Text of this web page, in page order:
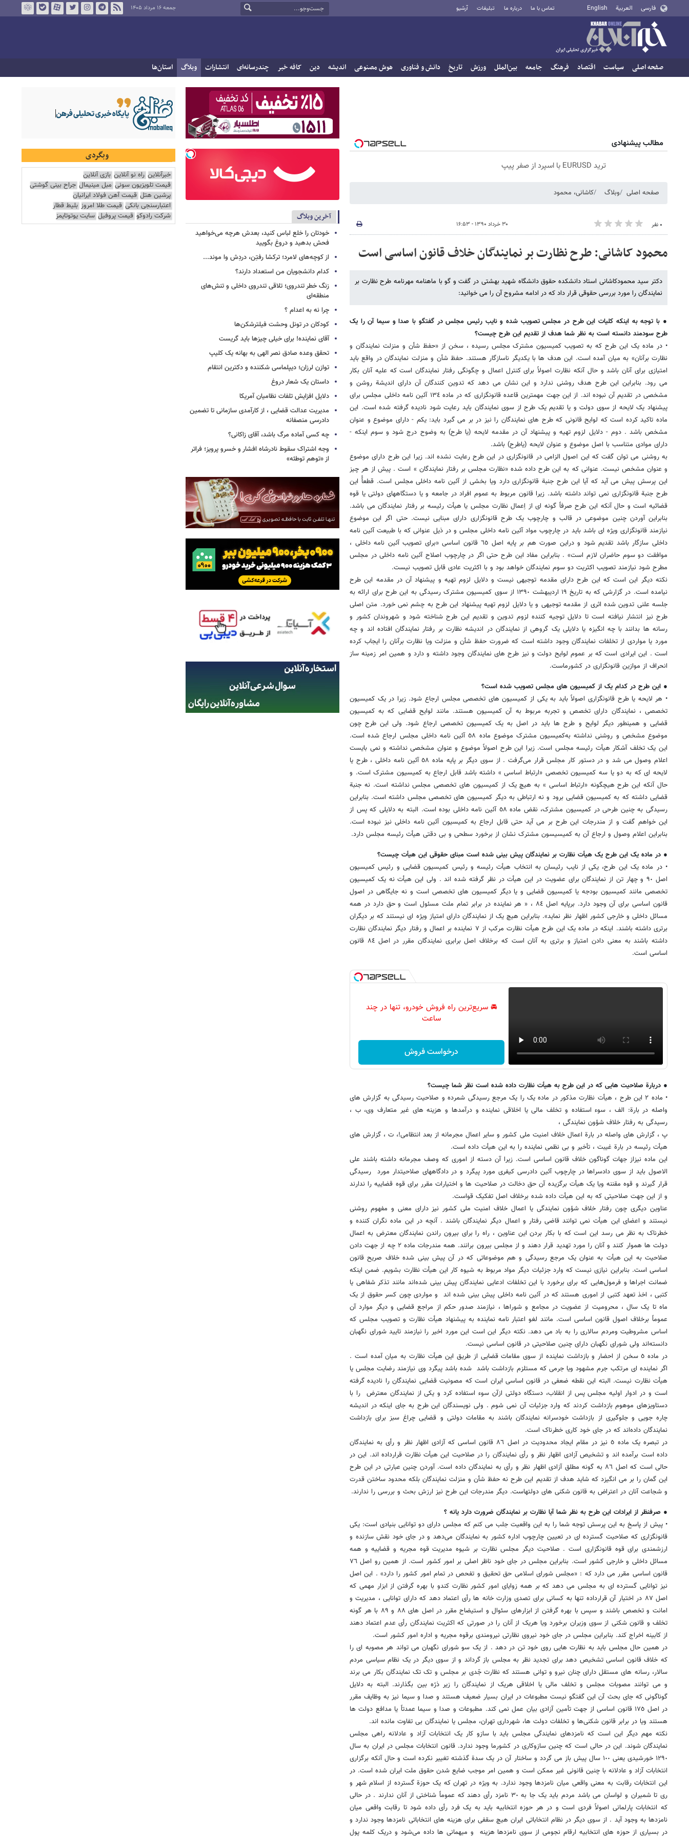
فارسی العربية English تماس با ما درباره ما تبلیغات آرشیو جمعه ۱۶ مرداد ۱۴۰۵
صفحه اصلی سیاست اقتصاد فرهنگ جامعه بین‌الملل ورزش تاریخ دانش و فناوری هوش مصنوعی اندیشه دین کافه خبر چندرسانه‌ای انتشارات وبلاگ استان‌ها
مطالب پیشنهادی
ترید EURUSD با اسپرد از صفر پیپ
صفحه اصلی وبلاگ کاشانی، محمود
۰ نفر ۳۰ خرداد ۱۳۹۰ - ۱۶:۵۳
محمود کاشانی: طرح نظارت بر نمایندگان خلاف قانون اساسی است
دکتر سید محمودکاشانی استاد دانشکده حقوق دانشگاه شهید بهشتی در گفت و گو با ماهنامه مهرنامه طرح نظارت بر
نمایندگان را مورد بررسی حقوقی قرار داد که در ادامه مشروح آن را می خوانید:
‌●‌‌ با توجه به اینکه کلیات این طرح در مجلس تصویب شده و نایب رئیس مجلس در گفتگو با صدا و سیما آن را یک
طرح سودمند دانسته است به نظر شما هدف از تقدیم این طرح چیست؟
• در ماده یک این طرح که به تصویب کمیسیون مشترک مجلس رسیده ، سخن از «حفظ شأن و منزلت نمایندگان و
نظارت برآنان» به میان آمده است. این هدف ها با یکدیگر ناسازگار هستند. حفظ شأن و منزلت نمایندگان در واقع باید
امتیازی برای آنان باشد و حال آنکه نظارت اصولاً برای کنترل اعمال و چگونگی رفتار نمایندگان است که علیه آنان بکار
می رود. بنابراین این طرح هدف روشنی ندارد و این نشان می دهد که تدوین کنندگان آن دارای اندیشة روشن و
مشخصی در تقدیم آن نبوده اند. از این جهت مهمترین قاعده قانونگزاری که در ماده ١٣٤ آئین نامه داخلی مجلس برای
پیشنهاد یک لایحه از سوی دولت و یا تقدیم یک طرح از سوی نمایندگان باید رعایت شود نادیده گرفته شده است. این
ماده تاکید کرده است که لوایح قانونی که طرح های نمایندگان را نیز در بر می گیرد باید: یکم - دارای موضوع و عنوان
مشخص باشد . دوم - دلایل لزوم تهیه و پیشنهاد آن در مقدمه لایحه (یا طرح) به وضوح درج شود و سوم اینکه -
دارای موادی متناسب با اصل موضوع و عنوان لایحه (یاطرح) باشد.
به روشنی می توان گفت که این اصول الزامی در قانونگزاری در این طرح رعایت نشده اند. زیرا این طرح دارای موضوع
و عنوان مشخص نیست. عنوانی که به این طرح داده شده «نظارت مجلس بر رفتار نمایندگان » است . پیش از هر چیز
این پرسش پیش می آید که آیا این طرح جنبة قانونگزاری دارد ویا بخشی از آئین نامه داخلی مجلس است. قطعاًُ این
طرح جنبة قانونگزاری نمی تواند داشته باشد. زیرا قانون مربوط به عموم افراد در جامعه و یا دستگاههای دولتی یا قوه
قضائیه است و حال آنکه این طرح صرفاً گونه ای از اِعمال نظارت مجلس یا هیأت رئیسه بر رفتار نمایندگان می باشد.
بنابراین ‌آوردن چنین موضوعی ‌در قالب و چارچوب یک طرح قانونگزاری دارای مبنایی نیست. حتی اگر این موضوع
نیازمند قانونگزاری ویژه ای باشد باید در چارچوب مواد آئین نامه داخلی مجلس و در ذیل عنوانی که با طبیعت آئین نامه
داخلی سازگار باشد تقدیم شود و دراین صورت هم بر پایه اصل ٦٥ قانون اساسی «برای تصویب آئین نامه داخلی ،
موافقت دو سوم حاضران لازم است» . بنابراین مفاد این طرح حتی اگر در چارچوب اصلاح آئین نامه داخلی در مجلس
مطرح شود نیازمند تصویب اکثریت دو سوم نمایندگان خواهد بود و با اکثریت عادی قابل تصویب نیست.
نکته دیگر این است که این طرح دارای مقدمه توجیهی نیست و دلایل لزوم تهیه و پیشنهاد آن در مقدمه این طرح
نیامده است. در گزارشی که به تاریخ ١٩ اردیبهشت ١٣٩٠ از سوی کمیسیون مشترک رسیدگی به این طرح برای ارائه به
جلسه علنی تدوین شده اثری از مقدمه توجیهی و یا دلایل لزوم تهیه پیشنهاد این طرح به چشم نمی خورد. ‌متن اصلی
طرح نیز‌ انتشار نیافته است تا دلایل توجیه کننده لزوم تدوین و تقدیم این طرح ‌شناخته شود و شهروندان کشور و
رسانه ها بدانند با چه انگیزه یا دلایلی یک گروهی از نمایندگان در اندیشه نظارت بر رفتار نمایندگان افتاده اند و چه
مورد یا مواردی از تخلفات نمایندگان وجود داشته است که ضرورت حفظ شأن و منزلت ویا نظارت برآنان را ایجاب کرده
است . این ایرادی است که بر عموم لوایح دولت و نیز طرح های نمایندگان وجود داشته و دارد و همین امر زمینه ساز
انحراف از موازین قانونگزاری در کشورماست.
● این طرح در کدام یک از کمیسیون های مجلس تصویب شده است؟
• هر لایحه یا طرح قانونگزاری اصولاً باید به یکی از کمیسیون های تخصصی مجلس ارجاع شود. زیرا در یک کمیسیون
تخصصی ، نمایندگان دارای تخصص و تجربه مربوط به آن کمیسیون هستند. مانند لوایح قضایی که به کمیسیون
قضایی و همینطور دیگر لوایح و طرح ها باید در اصل به یک کمیسیون تخصصی ارجاع شود. ولی این طرح چون
موضوع مشخص و روشنی نداشته به‌کمیسیون مشترک موضوع ماده ٥٨ آئین نامه داخلی مجلس ارجاع شده است.
این یک تخلف آشکار هیأت رئیسه مجلس است. زیرا این طرح اصولاً موضوع و عنوان مشخصی نداشته و نمی بایست
اعلام وصول می شد و در دستور کار مجلس قرار می‌گرفت . از سوی دیگر بر پایه ماده ٥٨ آئین نامه داخلی ، طرح یا
لایحه ای که به دو یا سه کمیسیون تخصصی «ارتباط اساسی » داشته باشد قابل ارجاع به کمیسیون مشترک است. و
حال آنکه این طرح هیچگونه «ارتباط اساسی » به هیچ یک از کمیسیون های تخصصی مجلس نداشته است. نه جنبة
قضایی داشته که به کمیسیون قضایی برود و نه ارتباطی به دیگر کمیسیون های تخصصی مجلس داشته است. بنابراین
رسیدگی به چنین طرحی در کمیسیون مشترک، نقض ماده ٥٨ آئین نامه داخلی بوده است. البته به دلایلی که پس از
این خواهم گفت و از مندرجات این طرح بر می آید حتی قابل ارجاع به کمیسیون آئین نامه داخلی نیز نبوده است.
بنابراین اعلام وصول و ارجاع آن به کمیسیسون مشترک نشان از برخورد سطحی و بی دقتی هیأت رئیسه مجلس دارد.
● در ماده یک این طرح یک هیأت نظارت بر نمایندگان پیش بینی شده است مبنای حقوقی این هیأت چیست؟
• در ماده یک این طرح، یکی از نایب رئیسان به انتخاب هیأت رئیسه و رئیس کمیسیون قضایی و رئیس کمیسیون
اصل ٩٠ و چهار تن از نمایندگان برای عضویت در این هیأت در نظر گرفته شده اند . ولی این هیأت نه یک کمیسیون
تخصصی مانند کمیسیون بودجه یا کمیسیون قضایی و یا دیگر کمیسیون های تخصصی است و نه جایگاهی در اصول
قانون اساسی برای آن وجود دارد. برپایه اصل ٨٤ ، « هر نماینده در برابر تمام ملت مسئول است و حق دارد در همه
مسائل داخلی و خارجی کشور اظهار نظر نماید». بنابراین هیچ یک از نمایندگان دارای امتیاز ویژه ای نیستند که ‌بر دیگران
برتری داشته باشند. اینکه در ماده یک این طرح هیأت نظارت مرکب از ٧ نماینده بر اعمال و رفتار دیگر نمایندگان نظارت
داشته باشند به معنی دادن امتیاز و برتری به آنان است که برخلاف اصل برابری نمایندگان مقرر در اصل ٨٤ قانون
اساسی است.
🚘 سریع‌ترین راه فروش خودرو، تنها در چند
ساعت
درخواست فروش
● دربارة صلاحیت هایی که در این طرح به هیأت نظارت داده شده است نظر شما چیست؟
• ماده ٢ این طرح ، هیأت نظارت مذکور در ماده یک را یک مرجع رسیدگی شمرده و صلاحیت رسیدگی به گزارش های
واصله در بارة: الف ، سوء استفاده و تخلف مالی یا اخلاقی نماینده و درآمدها و هزینه های غیر متعارف وی‌، ب ،
رسیدگی به رفتار خلاف شؤون نمایندگی ،
پ ، گزارش های واصله در بارة اعمال خلاف امنیت ملی کشور و سایر اعمال مجرمانه از بعد انتظامی!،‌ ت ، گزارش های
هیأت رئیسه در بارة غیبت ، تأخیر و بی نظمی نماینده را به این هیأت داده است.
این ماده نیزاز جهات گوناگون خلاف قانون اساسی است. زیرا آن دسته از اموری که وصف مجرمانه داشته باشند علی
الاصول باید از سوی دادسراها در چارچوب آئین دادرسی کیفری مورد پیگرد و در دادگاههای صلاحیتدار مورد ‌ رسیدگی
قرار گیرند و قوه مقننه ویا یک هیأت برگزیده آن حق دخالت در صلاحیت ها و اختیارات مقرر برای قوه قضاییه را ندارند
و از این جهت صلاحیتی که به این هیأت داده شده برخلاف اصل تفکیک قواست.
عناوین دیگری چون رفتار خلاف شؤون نمایندگی یا اعمال خلاف امنیت ملی کشور نیز دارای معنی و مفهوم روشنی
نیستند و اعضای این هیأت نمی توانند قاضی رفتار و اعمال دیگر نمایندگان باشند . آنچه در این ماده نگران کننده و
خطرناک به نظر می رسد این است که با بکار بردن این عناوین ، راه را برای بیرون راندن نمایندگان معترض به اعمال
دولت ها هموار کنند و آنان را مورد تهدید قرار دهند و از مجلس بیرون برانند. ‌همه مندرجات ماده ٢ چه از جهت دادن
صلاحیت به این هیأت به عنوان یک مرجع رسیدگی و هم موضوعاتی که در آن پیش بینی شده خلاف صریح قانون
اساسی است. بنابراین نیازی نیست که وارد جزئیات دیگر مواد مربوط به شیوه کار این هیأت نظارت بشویم. ضمن اینکه
ضمانت اجراها و فرمول‌هایی که برای برخورد با این تخلفات ادعایی نمایندگان پیش بینی شده‌اند مانند تذکر شفاهی یا
کتبی ، اخذ تعهد کتبی از اموری ‌هستند که در آئین نامه داخلی پیش بینی شده اند ‌ و مواردی چون کسر حقوق از یک
ماه تا یک سال ، محرومیت از عضویت در مجامع و شوراها ، نیازمند صدور حکم از مراجع قضایی و دیگر موارد آن
عموماً برخلاف اصول قانون اساسی است. مانند لغو اعتبار نامه نماینده به پیشنهاد هیأت نظارت و تصویب مجلس که
اساس مشروطیت ومردم سالاری را به باد می دهد. نکته دیگر این است این مورد اخیر را نیازمند تایید شورای نگهبان
دانسته‌اند ولی شورای نگهبان دارای چنین صلاحیتی در قانون اساسی نیست.
در ماده ٥ سخن از احضار و بازداشت نماینده از سوی مقامات قضایی از طریق این هیأت نظارت به میان آمده است .
اگر نماینده ای مرتکب جرم مشهود ویا جرمی که مستلزم بازداشت باشد ‌ شده باشد پیگرد وی نیازمند رضایت مجلس یا
هیأت نظارت نیست. البته این نقطه ضعفی در قانون اساسی ایران است که مصونیت قضایی نمایندگان را نادیده گرفته
است و در ادوار اولیه مجلس پس از انقلاب، دستگاه دولتی ازآن سوء استفاده کرد و یکی از نمایندگان معترض ‌ را با
دستاویزهای موهوم بازداشت کردند که وارد جزئیات آن نمی شوم . ولی نویسندگان این طرح به جای اینکه در اندیشه
چاره جویی و جلوگیری از بازداشت خودسرانه نمایندگان باشند به مقامات دولتی و قضایی چراغ سبز برای بازداشت
نمایندگان داده‌اند که در جای خود کاری خطرناک است.
در تبصره یک ماده ٥ نیز در مقام ایجاد محدودیت در اصل ٨٦ قانون اساسی که ‌آزادی اظهار نظر و رأی به نمایندگان
داده است برآمده اند و تشخیص آزادی اظهار نظر و رأی نمایندگان را در صلاحیت این هیأت نظارت قرارداده اند. این در
حالی است که اصل ٨٦ به گونه مطلق آزادی اظهار نظر و رأی به نمایندگان داده است. آوردن چنین عبارتی در این طرح
این گمان را بر می انگیزد که شاید هدف از تقدیم این طرح نه حفظ شأن و منزلت نمایندگان بلکه محدود ساختن قدرت
و شجاعت آنان در اعتراض به قانون شکنی های دولتهاست. دیگر مندرجات این طرح نیز ارزش بحث و بررسی را ندارند.
●‌ صرفنظر از ایرادات این طرح به نظر شما آیا نظارت بر نمایندگان ضرورت دارد یانه ؟
• پیش از پاسخ به این پرسش توجه شما را به این واقعیت جلب می کنم که مجلس دارای دو توانایی بنیادی است: یکی
قانونگزاری که صلاحیت گسترده ای در تعیین چارچوب اداره کشور به نمایندگان می‌دهد و در جای خود نقش سازنده و
ارزشمندی برای قوه قانونگزاری است . صلاحیت دیگر مجلس نظارت بر شیوه ‌مدیریت قوه مجریه و قضاییه و همه
مسائل داخلی و خارجی کشور است. بنابراین مجلس در جای خود ناظر اصلی بر امور کشور است. از همین رو اصل ٧٦
قانون اساسی مقرر می دارد که : «مجلس شورای اسلامی حق تحقیق و تفحص در تمام امور کشور را دارد» . این اصل
نیز توانایی گسترده ای به مجلس می دهد که بر همه زوایای امور کشور نظارت کندو با بهره گرفتن از ابزار مهمی که
اصل ٨٧ در اختیار آن قرارداده تنها به کسانی برای تصدی وزارت خانه ها رأی اعتماد دهد که دارای توانایی ، مدیریت و
امانت و تخصص باشند و سپس با بهره گرفتن از ابزارهای سئوال و استیضاح مقرر در اصل های ٨٨ و ٨٩ با هر گونه
تخلف و قانون شکنی از سوی وزیران برخورد ویا هریک از آنان را در صورتی که اکثریت نمایندگان رأی عدم اعتماد دهند
از کابینه اخراج کند. بنابراین مجلس در جای خود نیروی نظارتی نیرومندی برقوه مجریه و اداره امور کشور است.
در همین حال مجلس باید به نظارت هایی روی خود تن در دهد . از یک سو شورای نگهبان می تواند هر مصوبه ای را
که خلاف قانون اساسی تشخیص دهد برای تجدید نظر به مجلس باز گرداند و از سوی دیگر در یک نظام سیاسی مردم
سالار، رسانه های مستقل دارای چنان نیرو و توانی هستند که نظارت جّدی بر مجلس و تک تک نمایندگان بکار می برند
و می توانند مصوبات مجلس و تخلف مالی یا اخلاقی هریک از نمایندگان را زیر ذرّه بین بگذارند. البته به دلایل
گوناگونی که جای بحث آن این گفتگو نیست مطبوعات در ایران بسیار ضعیف هستند و صدا و سیما نیز به وظایف مقرر
در اصل ١٧٥ قانون اساسی از جهت تأمین آزادی بیان عمل نمی کند. مطبوعات و صدا و سیما عمدتاً یا مدافع دولت ها
هستند ویا در برابر قانون شکنی‌ها و تخلفات دولت ها، شهرداری تهران، مجلس یا نمایندگان بی تفاوت مانده اند.
نکته مهم دیگر این است که نامزدهای نمایندگی مجلس باید با سازو کار یک انتخابات آزاد و عادلانه راهی مجلس
نمایندگان شوند. این در حالی است که چنین سازوکاری ‌در کشورما وجود ندارد. قانون انتخابات مجلس در ایران به سال
١٢٩٠ خورشیدی یعنی ١٠٠ سال پیش باز می گردد و ساختار آن در یک سدة گذشته تغییر نکرده است و حال آنکه برگزاری
انتخابات آزاد و عادلانه با چنین قانونی غیر ممکن است و همین امر موجب ضایع شدن حقوق ملت ایران شده است. در
این انتخابات رقابت به معنی واقعی میان نامزدها وجود ندارد. به ویژه در تهران که یک حوزة گسترده از اسلام شهر و
ری تا شمیران و لواسان می باشد مردم باید یک جا به ٣٠ نامزد رأی دهند که عموماً شناختی از آنان ندارند . در حالی
که انتخابات پارلمانی اصولاً فردی است و در هر حوزه انتخابیه باید به یک فرد رأی داده شود تا رقابت واقعی میان
نامزدها به وجود آید . از سوی دیگر در نظام انتخاباتی ایران هیچ سقفی برای هزینه های انتخاباتی نامزدها وجود ندارد و
در بسیاری از حوزه های انتخابیه ارقام نجومی از سوی نامزدها هزینه ‌ و میهمانی ها داده می‌شود و دریک کلمه پول
آخرین وبلاگ
خودتان را خلع لباس کنید، بعدش هرچه می‌خواهید
فحش بدهید و دروغ بگویید
از کوچه‌های لامرد؛ ترکشا رفتِن، دردِش وا موند...
کدام دانشجویان من استعداد دارند؟
زنگ خطر تندروی؛ تلاقی تندروی داخلی و تنش‌های
منطقه‌ای
چرا نه به اعدام ؟
کودکان در تونل وحشت فیلترشکن‌ها
آقای نماینده! برای خیلی چیزها باید گریست
تحقق وعده صادق نصر الهی به بهانه یک کلیپ
توازن لرزان؛ دیپلماسی شکننده و دکترین انتقام
داستان یک شعار دروغ
دلایل افزایش تلفات نظامیان آمریکا
مدیریت عدالت قضایی ، از کارآمدی سازمانی تا تضمین
دادرسی منصفانه
چه کسی آماده مرگ باشد، آقای زاکانی؟
وجه اشتراک سقوط نادرشاه افشار و خسرو پرویز؛ فراتر
از «توهم توطئه»
وبگردی
خبرآنلاین راه نو آنلاین بازی آنلاین
قیمت تلویزیون سونی مبل مینیمال جراح بینی گوشتی
پرشین هتل قیمت آهن فولاد ایرانیان
اعتبارسنجی بانکی قیمت طلا امروز بلیط قطار
شرکت رادوکو قیمت پروفیل سایت یوتوتایمز